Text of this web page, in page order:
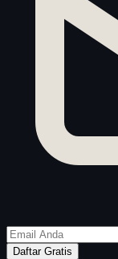
Daftar Gratis